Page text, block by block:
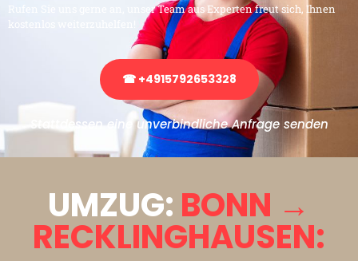
Rufen Sie uns gerne an, unser Team aus Experten freut sich, Ihnen
kostenlos weiterzuhelfen!
☎ +4915792653328
Stattdessen eine unverbindliche Anfrage senden
UMZUG: BONN →
RECKLINGHAUSEN: